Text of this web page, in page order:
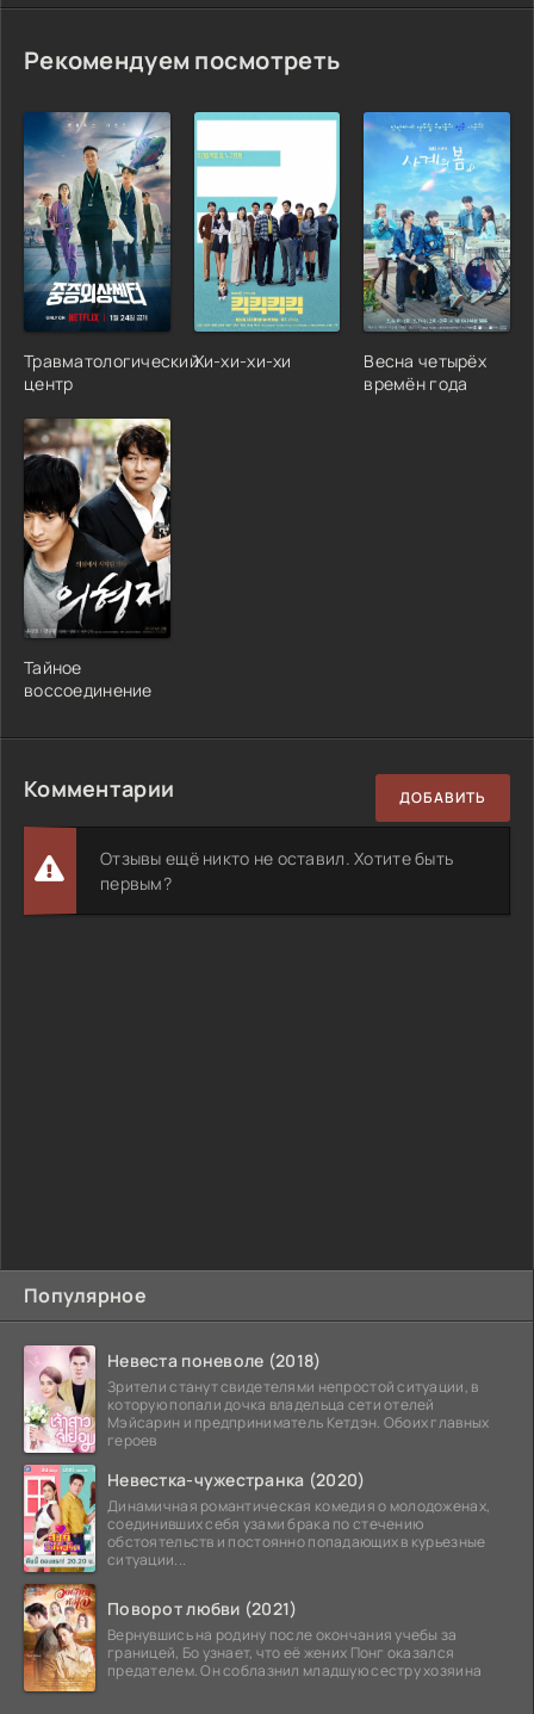
Популярное
Невеста поневоле (2018)
Зрители станут свидетелями непростой ситуации, в
которую попали дочка владельца сети отелей
Мэйсарин и предприниматель Кетдэн. Обоих главных
героев
Невестка-чужестранка (2020)
Динамичная романтическая комедия о молодоженах,
соединивших себя узами брака по стечению
обстоятельств и постоянно попадающих в курьезные
ситуации...
Поворот любви (2021)
Вернувшись на родину после окончания учебы за
границей, Бо узнает, что её жених Понг оказался
предателем. Он соблазнил младшую сестру хозяина
Рекомендуем посмотреть
Травматологический
центр
Хи-хи-хи-хи
Весна четырёх
времён года
Тайное
воссоединение
Комментарии ДОБАВИТЬ
Отзывы ещё никто не оставил. Хотите быть
первым?